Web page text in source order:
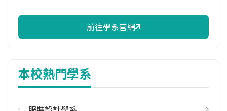
113學年度上學期
雙主修人數
113學年度下學期
前往學系官網
本校熱門學系